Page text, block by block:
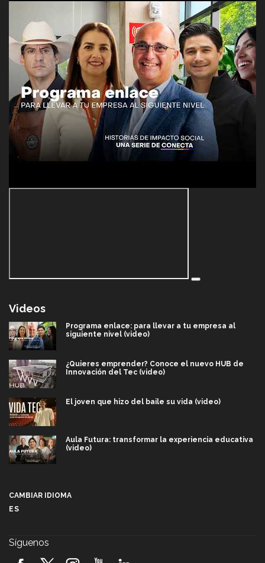
Videos
Programa enlace: para llevar a tu empresa al
siguiente nivel (video)
¿Quieres emprender? Conoce el nuevo HUB de
Innovación del Tec (video)
El joven que hizo del baile su vida (video)
Aula Futura: transformar la experiencia educativa
(video)
CAMBIAR IDIOMA
ES
Síguenos